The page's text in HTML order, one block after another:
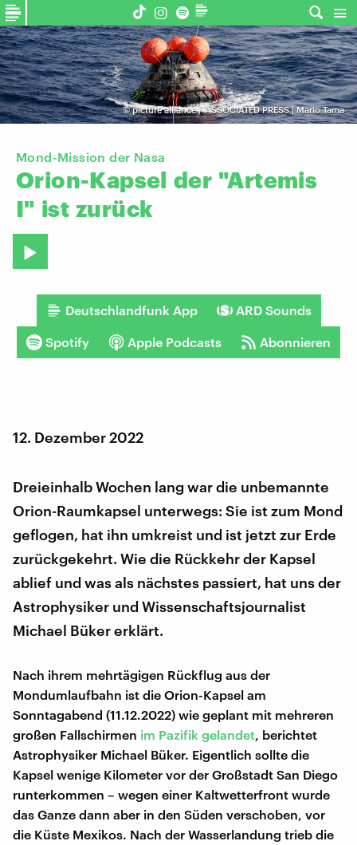
©picture alliance / ASSOCIATED PRESS | Mario Tama
Mond-Mission der Nasa
Orion-Kapsel der "Artemis
I" ist zurück
Deutschlandfunk App ARD Sounds
Spotify Apple Podcasts Abonnieren
12. Dezember 2022
Dreieinhalb Wochen lang war die unbemannte
Orion-Raumkapsel unterwegs: Sie ist zum Mond
geflogen, hat ihn umkreist und ist jetzt zur Erde
zurückgekehrt. Wie die Rückkehr der Kapsel
ablief und was als nächstes passiert, hat uns der
Astrophysiker und Wissenschaftsjournalist
Michael Büker erklärt.
Nach ihrem mehrtägigen Rückflug aus der
Mondumlaufbahn ist die Orion-Kapsel am
Sonntagabend (11.12.2022) wie geplant mit mehreren
großen Fallschirmen im Pazifik gelandet , berichtet
Astrophysiker Michael Büker. Eigentlich sollte die
Kapsel wenige Kilometer vor der Großstadt San Diego
runterkommen – wegen einer Kaltwetterfront wurde
das Ganze dann aber in den Süden verschoben, vor
die Küste Mexikos. Nach der Wasserlandung trieb die